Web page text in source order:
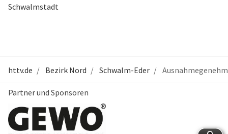
Schwalmstadt
httv.de Bezirk Nord Schwalm-Eder
Partner und Sponsoren